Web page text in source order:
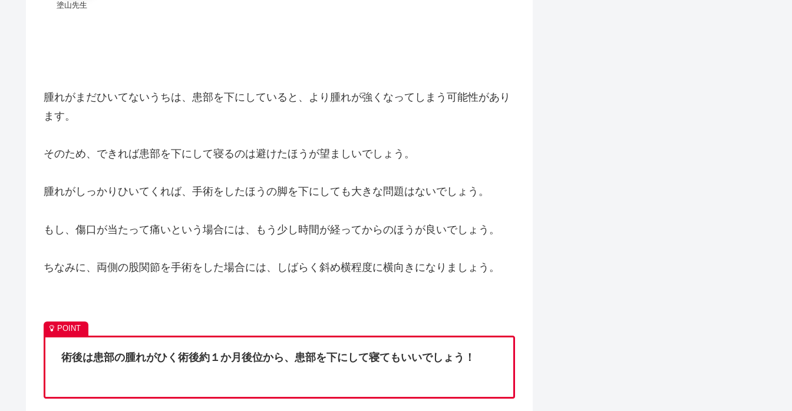
塗山先生
腫れがまだひいてないうちは、患部を下にしていると、より腫れが強くなってしまう可能性があり
ます。
そのため、できれば患部を下にして寝るのは避けたほうが望ましいでしょう。
腫れがしっかりひいてくれば、手術をしたほうの脚を下にしても大きな問題はないでしょう。
もし、傷口が当たって痛いという場合には、もう少し時間が経ってからのほうが良いでしょう。
ちなみに、両側の股関節を手術をした場合には、しばらく斜め横程度に横向きになりましょう。
術後は患部の腫れがひく術後約１か月後位から、患部を下にして寝てもいいでしょう！